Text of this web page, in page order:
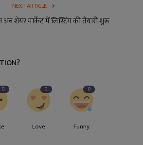
NEXT ARTICLE
अब शेयर मार्केट में लिस्टिंग की तैयारी शुरू
0 0
Love
0
Funny